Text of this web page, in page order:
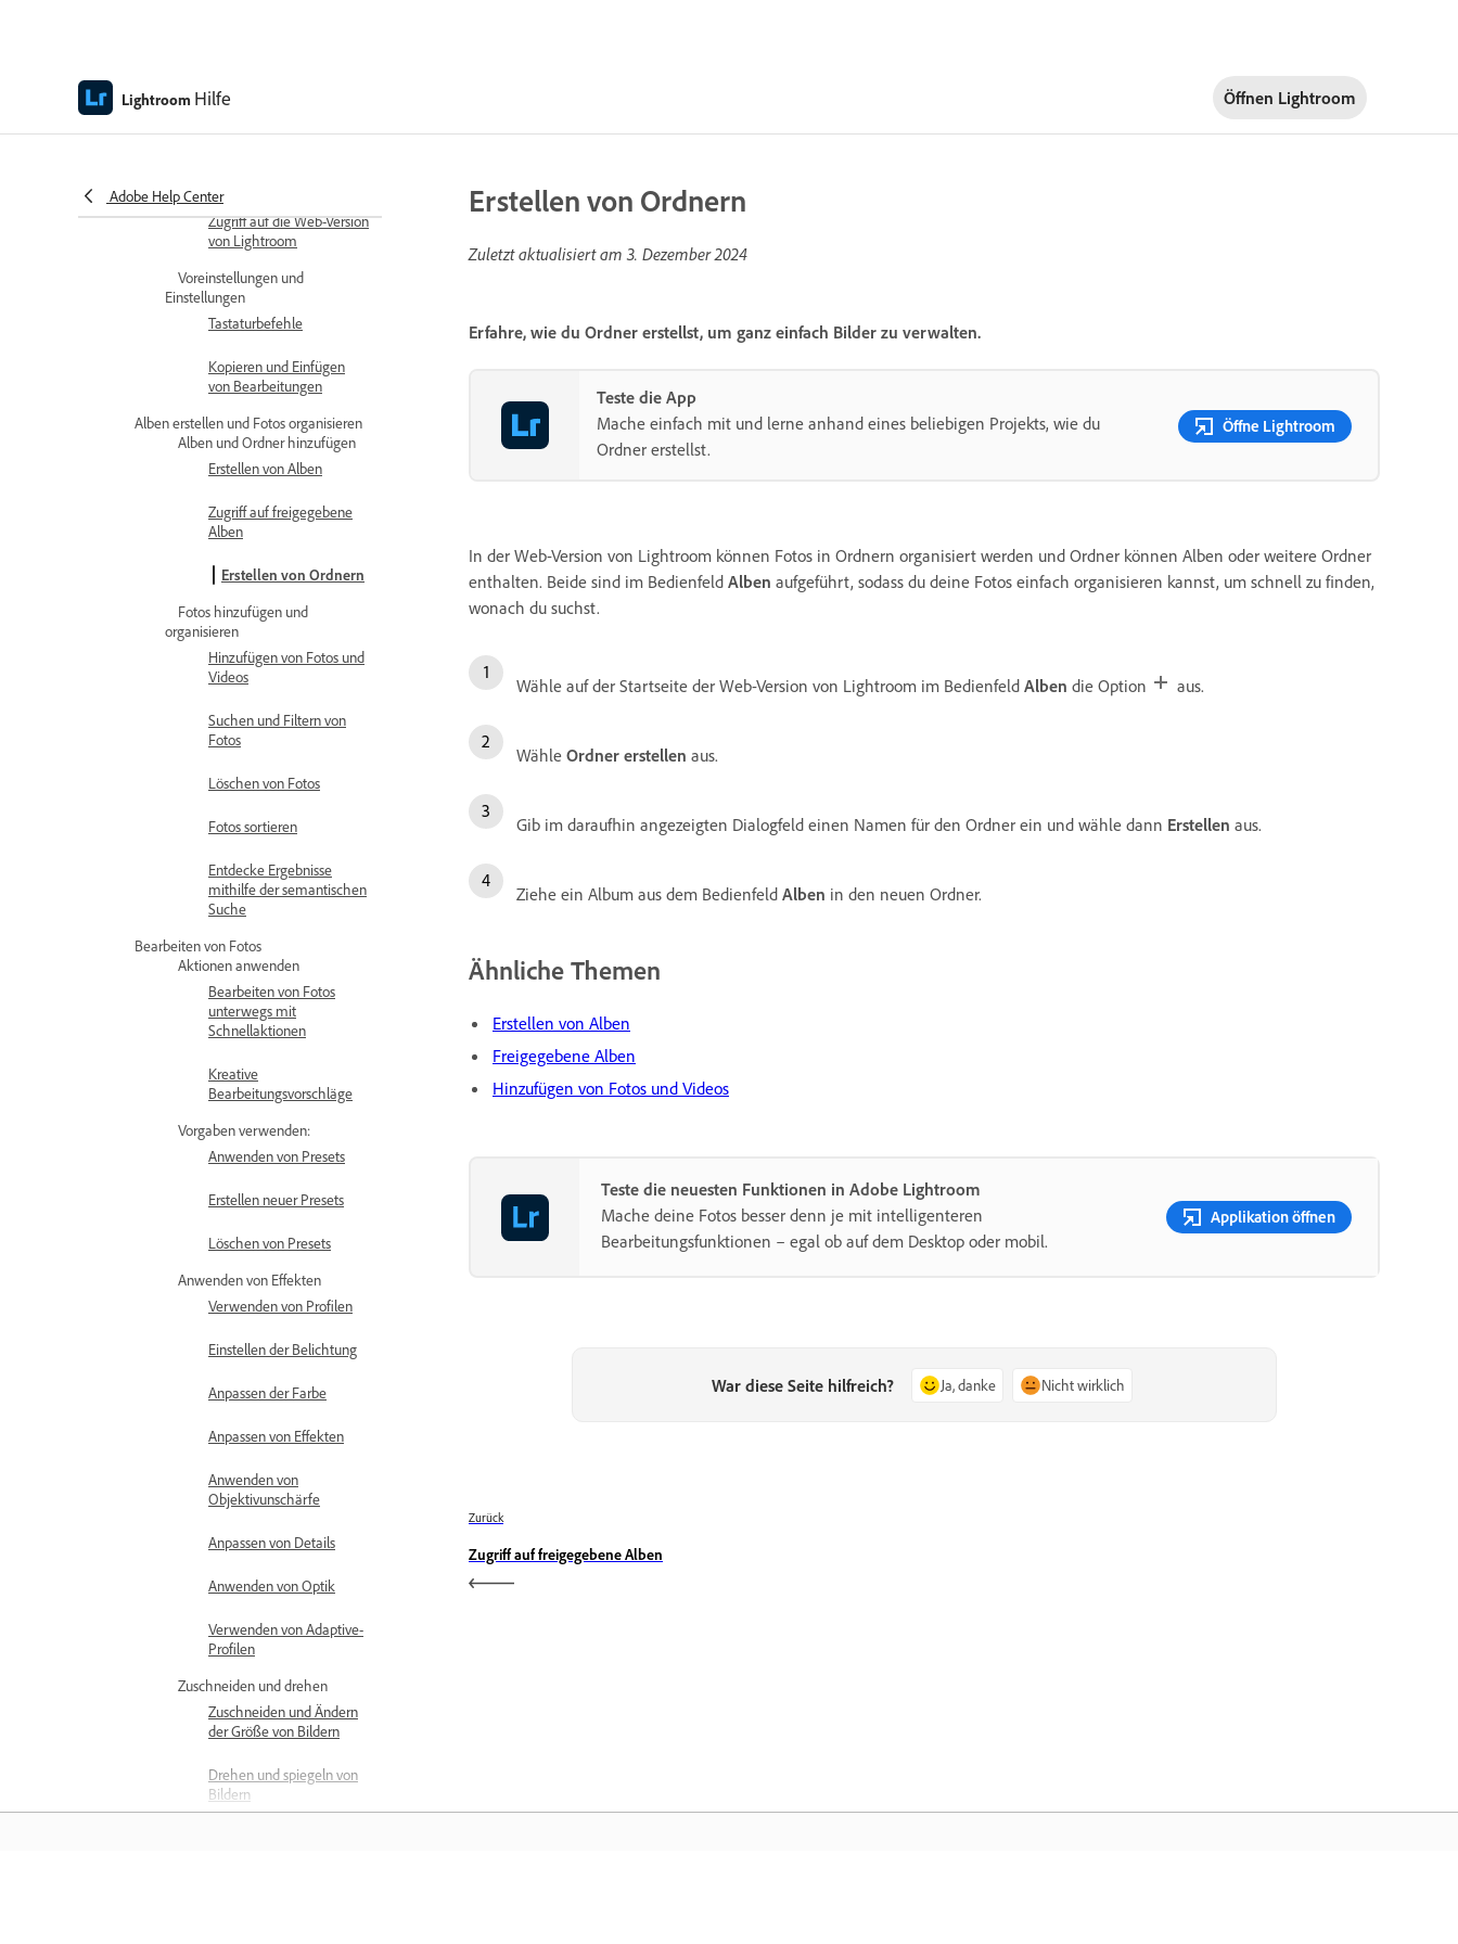
Lightroom Hilfe Öffnen Lightroom
Adobe Help Center
Lightroom
Überblick über den
Auf die App zugreifen
Zugriff auf die Web-Version
von Lightroom
Voreinstellungen und
Einstellungen
Tastaturbefehle
Kopieren und Einfügen
von Bearbeitungen
Alben erstellen und Fotos organisieren
Alben und Ordner hinzufügen
Erstellen von Alben
Zugriff auf freigegebene
Alben
Erstellen von Ordnern
Fotos hinzufügen und
organisieren
Hinzufügen von Fotos und
Videos
Suchen und Filtern von
Fotos
Löschen von Fotos
Fotos sortieren
Entdecke Ergebnisse
mithilfe der semantischen
Suche
Bearbeiten von Fotos
Aktionen anwenden
Bearbeiten von Fotos
unterwegs mit
Schnellaktionen
Kreative
Bearbeitungsvorschläge
Vorgaben verwenden:
Anwenden von Presets
Erstellen neuer Presets
Löschen von Presets
Anwenden von Effekten
Verwenden von Profilen
Einstellen der Belichtung
Anpassen der Farbe
Anpassen von Effekten
Anwenden von
Objektivunschärfe
Anpassen von Details
Anwenden von Optik
Verwenden von Adaptive-
Profilen
Zuschneiden und drehen
Zuschneiden und Ändern
der Größe von Bildern
Drehen und spiegeln von
Bildern
Erstellen von Ordnern
Zuletzt aktualisiert am 3. Dezember 2024
Erfahre, wie du Ordner erstellst, um ganz einfach Bilder zu verwalten.
Teste die App
Mache einfach mit und lerne anhand eines beliebigen Projekts, wie du
Ordner erstellst.
Öffne Lightroom
In der Web-Version von Lightroom können Fotos in Ordnern organisiert werden und Ordner können Alben oder weitere Ordner
enthalten. Beide sind im Bedienfeld Alben aufgeführt, sodass du deine Fotos einfach organisieren kannst, um schnell zu finden,
wonach du suchst.
Wähle auf der Startseite der Web-Version von Lightroom im Bedienfeld Alben die Option aus.
Wähle Ordner erstellen aus.
Gib im daraufhin angezeigten Dialogfeld einen Namen für den Ordner ein und wähle dann Erstellen aus.
Ziehe ein Album aus dem Bedienfeld Alben in den neuen Ordner.
Ähnliche Themen
Erstellen von Alben
Freigegebene Alben
Hinzufügen von Fotos und Videos
Teste die neuesten Funktionen in Adobe Lightroom
Mache deine Fotos besser denn je mit intelligenteren
Bearbeitungsfunktionen – egal ob auf dem Desktop oder mobil.
Applikation öffnen
War diese Seite hilfreich? Ja, danke Nicht wirklich
Zurück
Zugriff auf freigegebene Alben